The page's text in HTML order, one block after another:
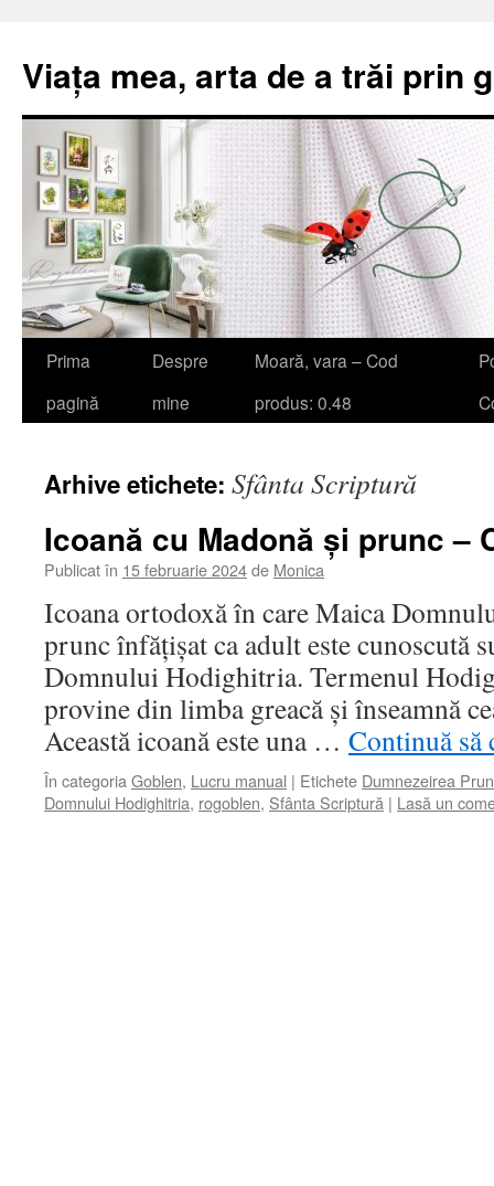
Viața mea, arta de a trăi prin
Sari
Prima
pagină
Despre
mine
Moară, vara – Cod
produs: 0.48
Arhive etichete: Sfânta Scriptură
Icoană cu Madonă și prunc –
Publicat în 15 februarie 2024de Monica
Icoana ortodoxă în care Maica
prunc înfățișat ca adult este cunoscută
Domnului Hodighitria. Termenul
provine din limba greacă și înseamnă
Această icoană este una … Continuă
În categoria Goblen, Lucru manual | Etichete Dumnezeirea
Domnului Hodighitria, rogoblen, Sfânta Scriptură | Lasă un